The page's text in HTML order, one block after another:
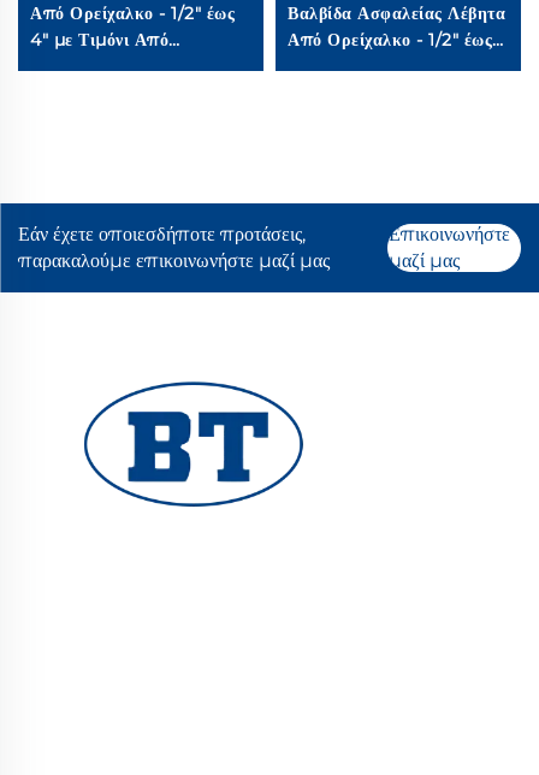
Από Ορείχαλκο - 1/2" έως
4" με Τιμόνι Από
Σιδηρογάνωση
Βαλβίδα Ασφαλείας Λέβητα
Από Ορείχαλκο - 1/2" έως
2" Σπειρωτή Βαλβίδα
Εάν έχετε οποιεσδήποτε προτάσεις,
παρακαλούμε επικοινωνήστε μαζί μας
Επικοινωνήστε
μαζί μας